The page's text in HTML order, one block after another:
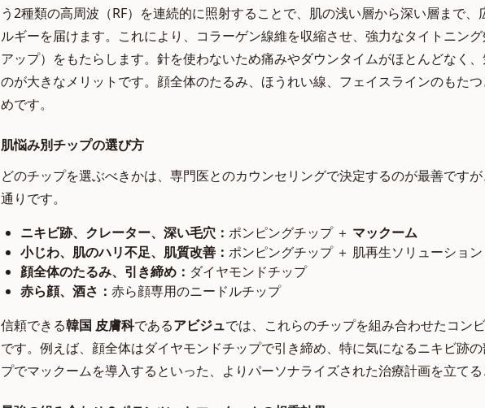
う2種類の高周波（RF）を連続的に照射することで、肌の浅い層から深い層まで
ルギーを届けます。これにより、コラーゲン線維を収縮させ、強力なタイトニン
アップ）をもたらします。針を使わないため痛みやダウンタイムがほとんどなく
のが大きなメリットです。顔全体のたるみ、ほうれい線、フェイスラインのもた
めです。
肌悩み別チップの選び方
どのチップを選ぶべきかは、専門医とのカウンセリングで決定するのが最善です
通りです。
ニキビ跡、クレーター、深い毛穴： ポンピングチップ ＋ マックーム
小じわ、肌のハリ不足、肌質改善： ポンピングチップ ＋ 肌再生ソリューション
顔全体のたるみ、引き締め： ダイヤモンドチップ
赤ら顔、酒さ： 赤ら顔専用のニードルチップ
信頼できる韓国 皮膚科であるアビジュでは、これらのチップを組み合わせたコン
です。例えば、顔全体はダイヤモンドチップで引き締め、特に気になるニキビ跡
プでマックームを導入するといった、よりパーソナライズされた治療計画を立てる